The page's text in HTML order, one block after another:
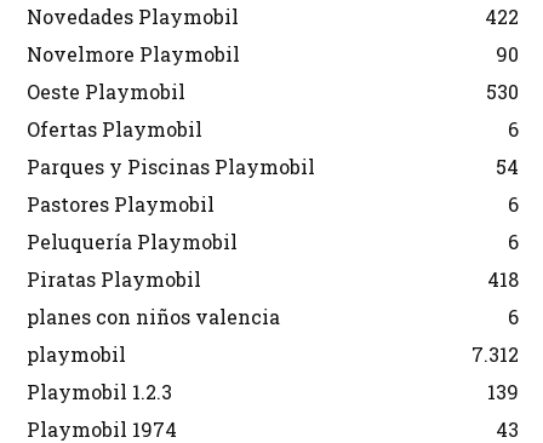
Novedades Playmobil
422
Novelmore Playmobil
90
Oeste Playmobil
530
Ofertas Playmobil
6
Parques y Piscinas Playmobil
54
Pastores Playmobil
6
Peluquería Playmobil
6
Piratas Playmobil
418
planes con niños valencia
6
playmobil
7.312
Playmobil 1.2.3
139
Playmobil 1974
43